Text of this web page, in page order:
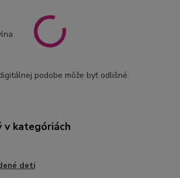
podobe môže byť odlišné.
v kategóriách
deti